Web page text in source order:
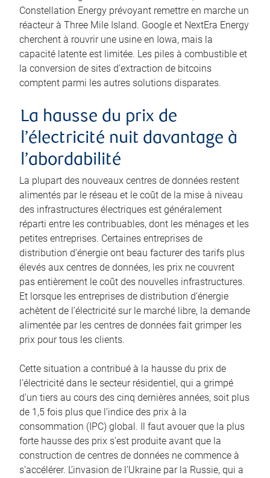
Constellation Energy prévoyant remettre en marche un
réacteur à Three Mile Island. Google et NextEra Energy
cherchent à rouvrir une usine en Iowa, mais la
capacité latente est limitée. Les piles à combustible et
la conversion de sites d’extraction de bitcoins
comptent parmi les autres solutions disparates.
La hausse du prix de
l’électricité nuit davantage à
l’abordabilité
La plupart des nouveaux centres de données restent
alimentés par le réseau et le coût de la mise à niveau
des infrastructures électriques est généralement
réparti entre les contribuables, dont les ménages et les
petites entreprises. Certaines entreprises de
distribution d’énergie ont beau facturer des tarifs plus
élevés aux centres de données, les prix ne couvrent
pas entièrement le coût des nouvelles infrastructures.
Et lorsque les entreprises de distribution d’énergie
achètent de l’électricité sur le marché libre, la demande
alimentée par les centres de données fait grimper les
prix pour tous les clients.
Cette situation a contribué à la hausse du prix de
l’électricité dans le secteur résidentiel, qui a grimpé
d’un tiers au cours des cinq dernières années, soit plus
de 1,5 fois plus que l’indice des prix à la
consommation (IPC) global. Il faut avouer que la plus
forte hausse des prix s’est produite avant que la
construction de centres de données ne commence à
s’accélérer. L’invasion de l’Ukraine par la Russie, qui a